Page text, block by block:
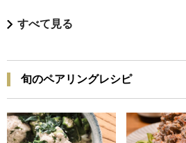
すべて見る
旬のペアリングレシピ